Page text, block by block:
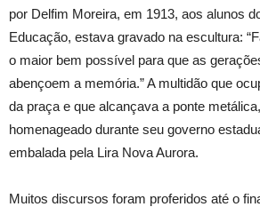
por Delfim Moreira, em 1913, aos alunos
Educação, estava gravado na escultura:
o maior bem possível para que as
abençoem a memória.” A multidão que
da praça e que alcançava a ponte
homenageado durante seu governo
embalada pela Lira Nova Aurora.
Muitos discursos foram proferidos até o